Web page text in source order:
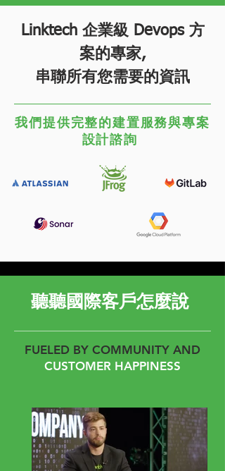
Linktech 企業級 Devops 方
案的專家,
串聯所有您需要的資訊
我們提供完整的建置服務與專案
設計諮詢
聽聽國際客戶怎麼說
FUELED BY COMMUNITY AND
CUSTOMER HAPPINESS